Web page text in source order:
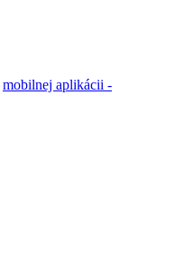
mobilnej aplikácii -